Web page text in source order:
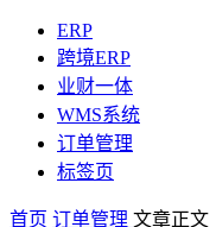
ERP
跨境ERP
业财一体
WMS系统
订单管理
标签页
首页 订单管理 文章正文